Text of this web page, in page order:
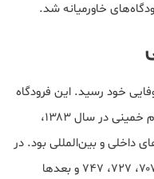
خاورمیانه شد.
به اوج شکوفایی خود رسید. این فرودگاه
تا پیش از تأسیس فرودگاه بین‌المللی امام خمینی در سال ۱۳۸۳،
داخلی و بین‌المللی بود. در
آن زمان، هواپیماهای جت نظیر بوئینگ ۷۰۷، ۷۲۷، ۷۴۷ و بعدها